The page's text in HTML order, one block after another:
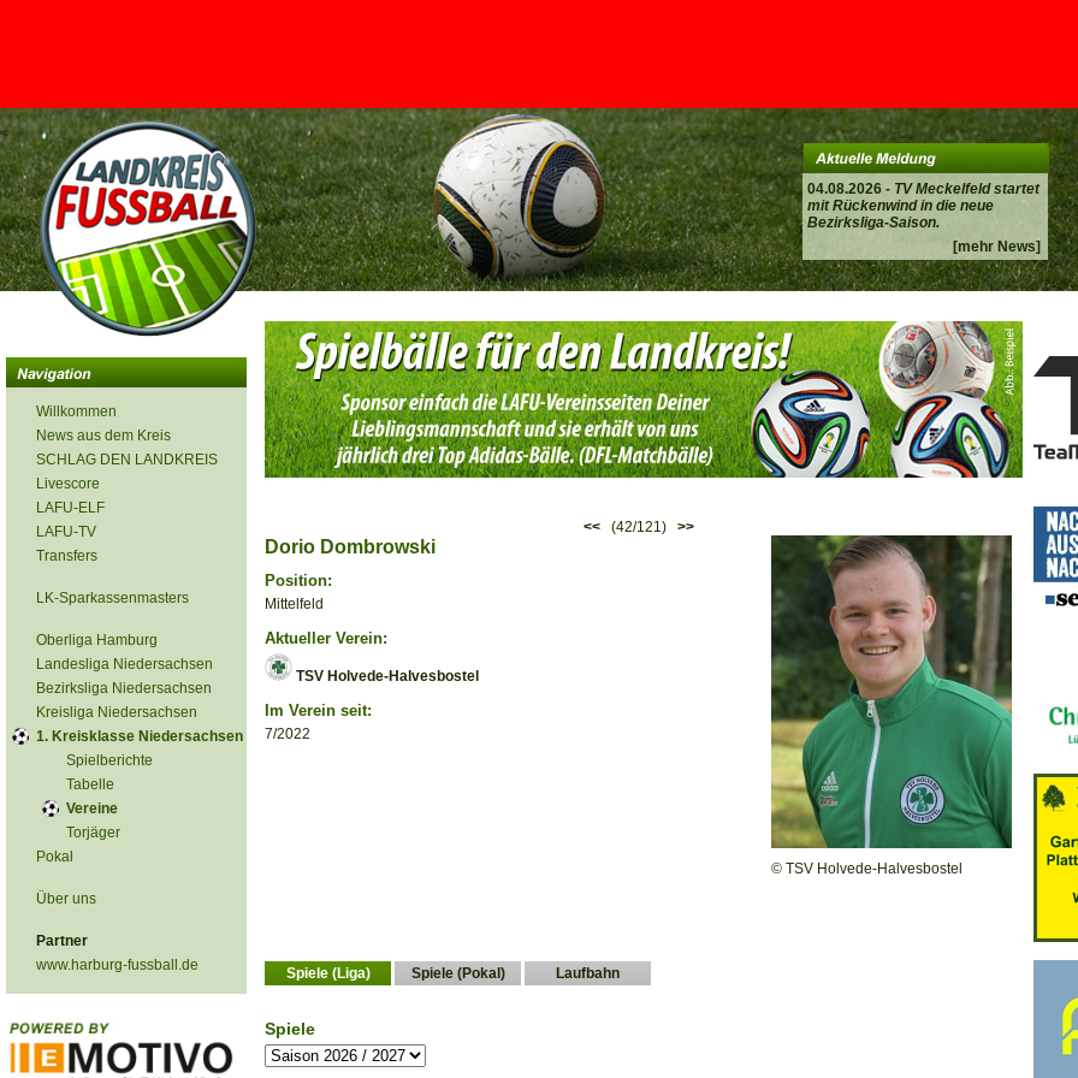
04.08.2026 - TV Meckelfeld startet
mit Rückenwind in die neue
Bezirksliga-Saison.
[mehr News]
<
Willkommen
News aus dem Kreis
SCHLAG DEN LANDKREIS
Livescore
LAFU-ELF
LAFU-TV
Transfers
LK-Sparkassenmasters
Oberliga Hamburg
Landesliga Niedersachsen
Bezirksliga Niedersachsen
Kreisliga Niedersachsen
1. Kreisklasse Niedersachsen
Spielberichte
Tabelle
Vereine
Torjäger
Pokal
Über uns
Partner
www.harburg-fussball.de
<<(42/121) >>
© TSV Holvede-Halvesbostel
Dorio Dombrowski
Position:
Mittelfeld
Aktueller Verein:
TSV Holvede-Halvesbostel
Im Verein seit:
7/2022
Spiele (Liga) Spiele (Pokal) Laufbahn
Spiele